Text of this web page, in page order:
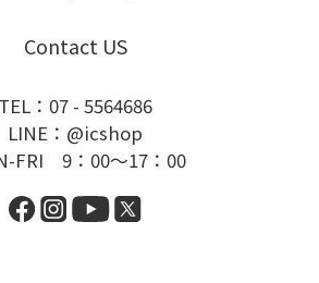
Contact US
TEL：07 - 5564686
LINE：@icshop
FRI 9：00～17：00